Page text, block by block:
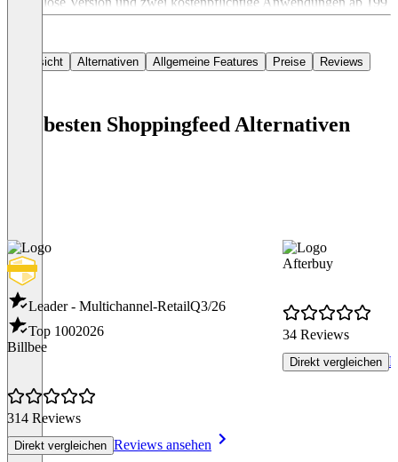
US-Dollar. In der Free-Version wird ausschließlich Google
Channels.
Übersicht Alternativen Allgemeine Features Preise Reviews
Die besten Shoppingfeed Alternativen
Leader - Multichannel-RetailQ3/26
Top 1002026
Billbee
314 Reviews
Direkt vergleichen Reviews ansehen
Afterbuy
34 Reviews
Direkt vergleichen